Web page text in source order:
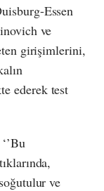
Essen
ve
girişimlerini,
ederek test
ve